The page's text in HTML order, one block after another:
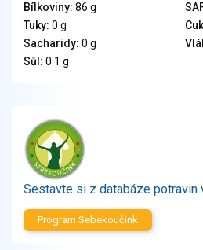
Obiloviny, mouka, cereální výrobky
Chléb, pečivo, křehké chleby,
Přílohy
Brambory, luštěniny, houby
Sladkosti, slané výrobky
Zmrzliny
Ochucovadla, přísady, sladidla
Sušené směsi
Polotovary, hotové pokrmy
Bílkoviny: 86 g
Tuky: 0 g
Sacharidy: 0 g
Sůl: 0.1 g
Sestavte si z databáze potravin
Program Sebekoučink